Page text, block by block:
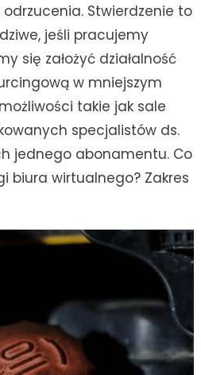
Stwierdzenie to
jeśli pracujemy
się założyć działalność
w mniejszym
takie jak sale
specjalistów ds.
jednego abonamentu. Co
biura wirtualnego? Zakres